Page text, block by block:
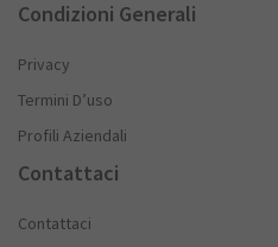
Condizioni Generali
Privacy
Termini D’uso
Profili Aziendali
Contattaci
Contattaci